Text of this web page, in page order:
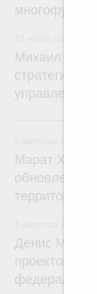
Михаил
управления
Марат
обновлено в
территорий
Денис
проектов